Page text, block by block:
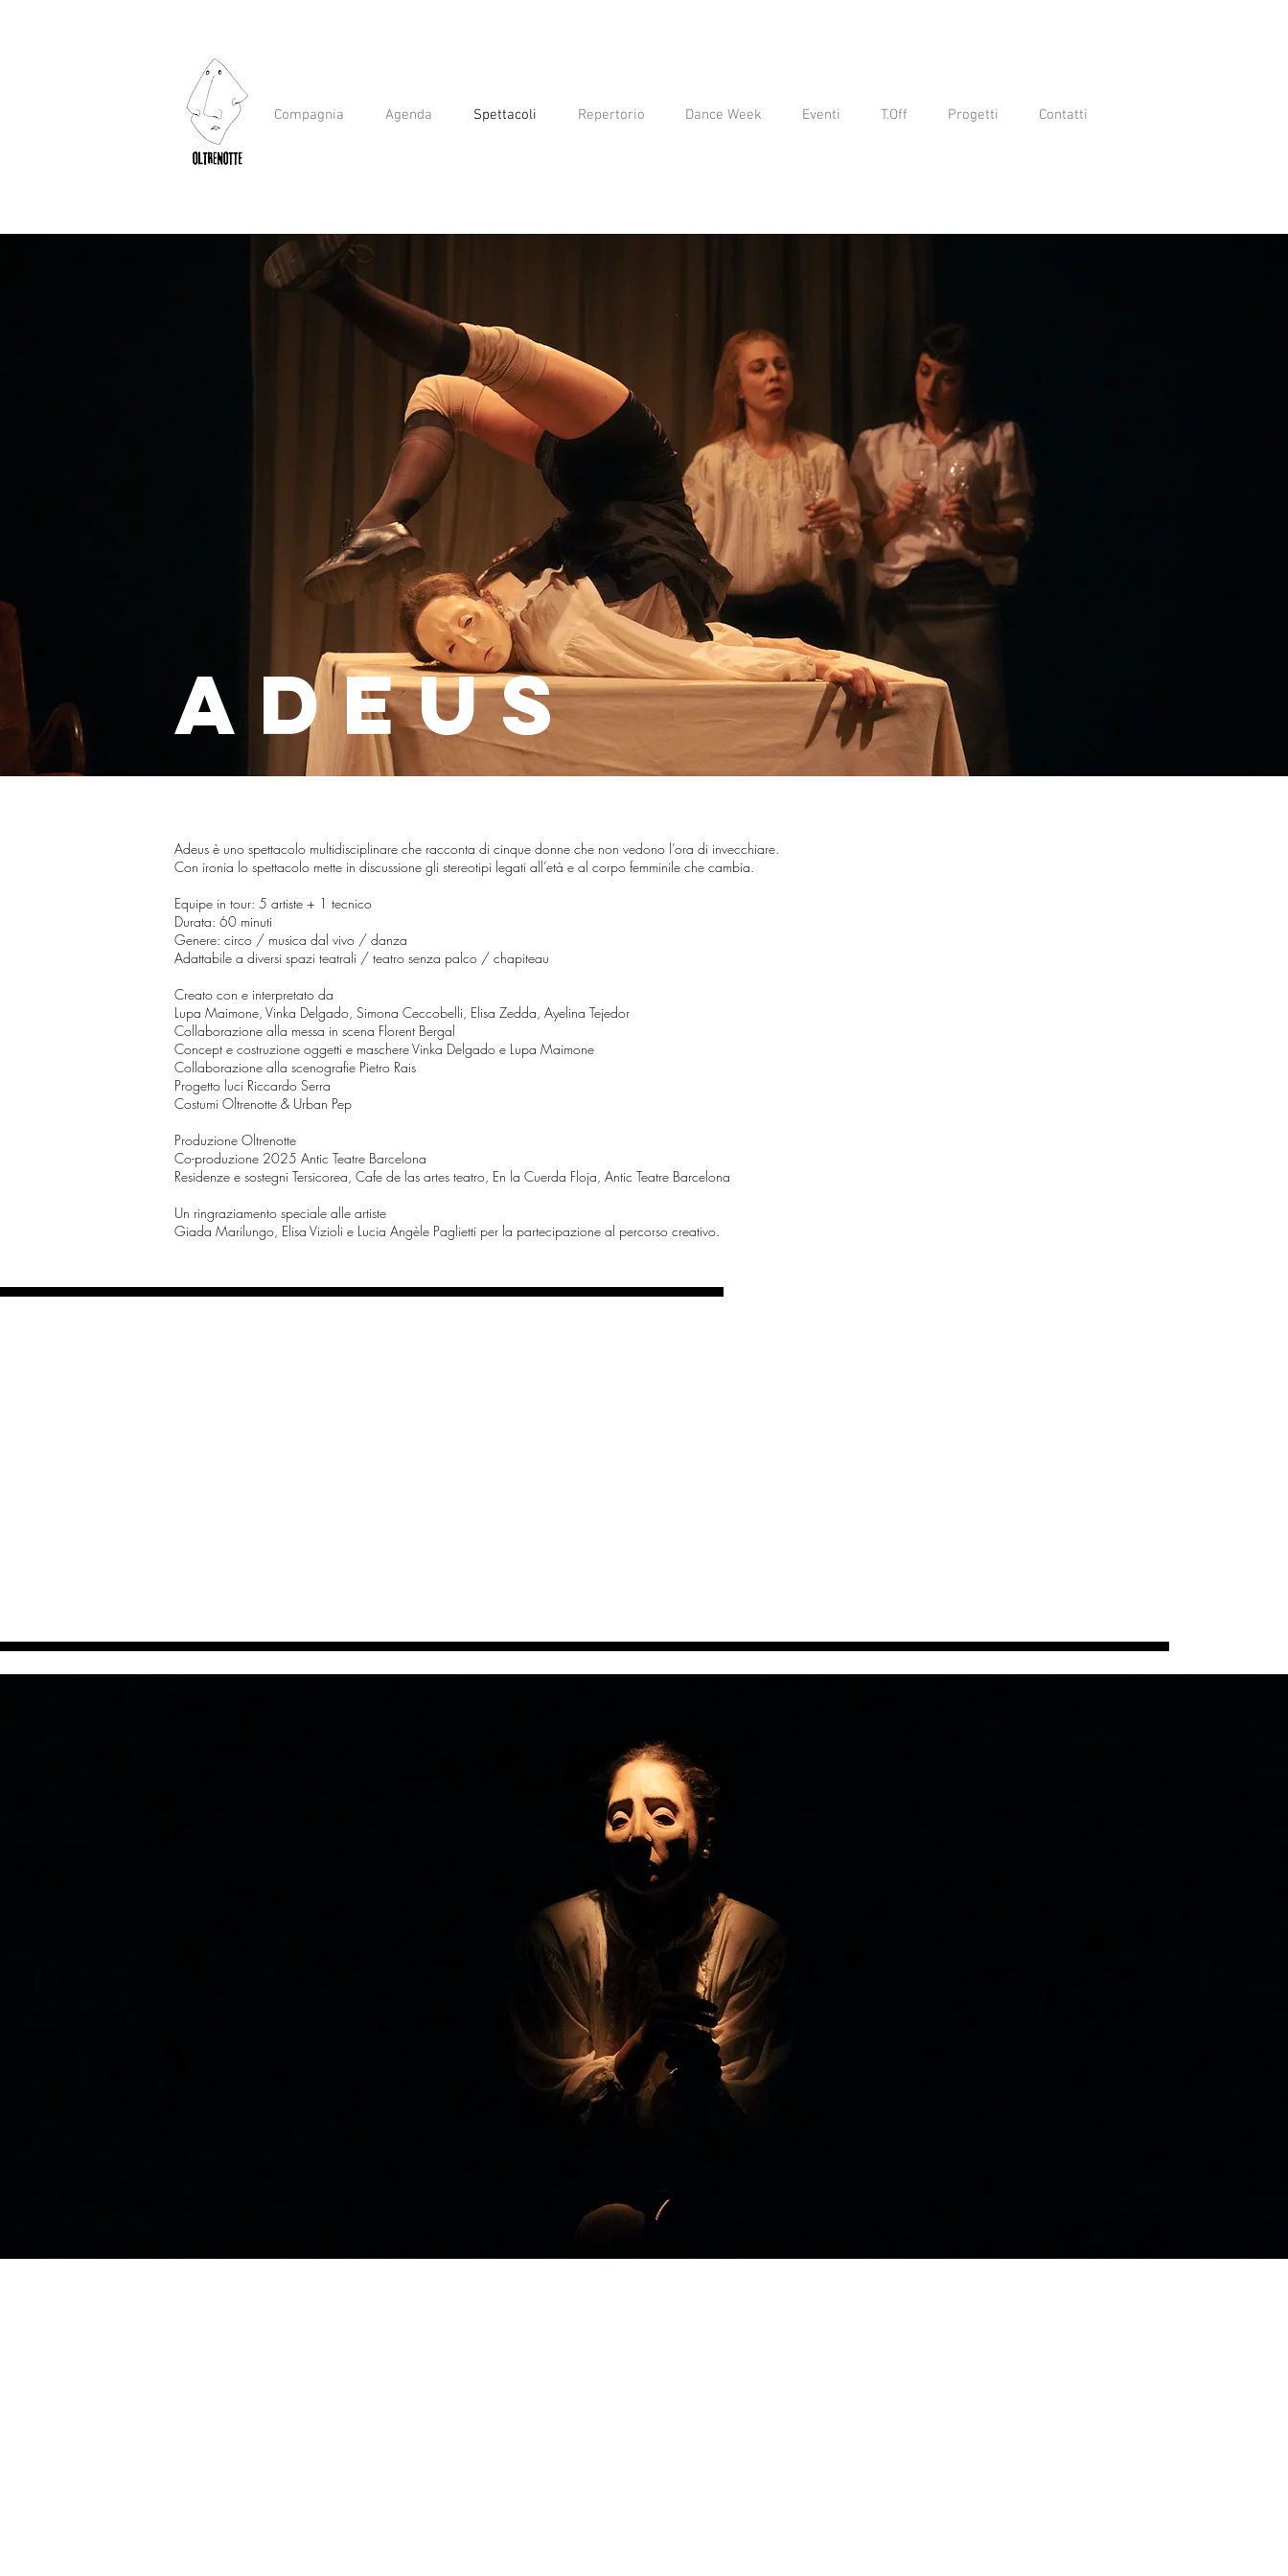
Compagnia Agenda Spettacoli Repertorio Dance Week Eventi T.Off Progetti Contatti
adeus
Adeus è uno spettacolo multidisciplinare che racconta di cinque donne che non vedono l’ora di invecchiare.
Con ironia lo spettacolo mette in discussione gli stereotipi legati all’età e al corpo femminile che cambia.
Equipe in tour: 5 artiste + 1 tecnico
Durata: 60 minuti
Genere: circo / musica dal vivo / danza
Adattabile a diversi spazi teatrali / teatro senza palco / chapiteau
Creato con e interpretato da
Lupa Maimone, Vinka Delgado, Simona Ceccobelli, Elisa Zedda, Ayelina Tejedor
Collaborazione alla messa in scena Florent Bergal
Concept e costruzione oggetti e maschere Vinka Delgado e Lupa Maimone
Collaborazione alla scenografie Pietro Rais
Progetto luci Riccardo Serra
Costumi Oltrenotte & Urban Pep
Produzione Oltrenotte
Co-produzione 2025 Antic Teatre Barcelona
​Residenze e sostegni Tersicorea, Cafe de las artes teatro, En la Cuerda Floja​​, Antic Teatre Barcelona
Un ringraziamento speciale alle artiste
Giada Marilungo, Elisa Vizioli e Lucia Angèle Paglietti per la partecipazione al percorso creativo.